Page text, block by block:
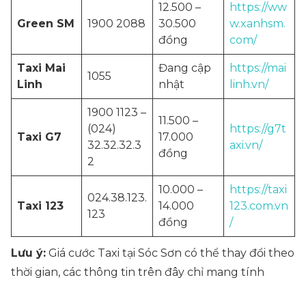
Green SM 1900 2088
12.500 –
30.500
đồng
https://ww
w.xanhsm.
com/
Taxi Mai
Linh
1055
Đang cập
nhật
https://mai
linh.vn/
Taxi G7
1900 1123 –
(024)
32.32.32.3
2
11.500 –
17.000
đồng
https://g7t
axi.vn/
Taxi 123
024.38.123.
123
10.000 –
14.000
đồng
https://taxi
123.com.vn
/
Lưu ý: Giá cước Taxi tại Sóc Sơn có thể thay đổi theo
thời gian, các thông tin trên đây chỉ mang tính